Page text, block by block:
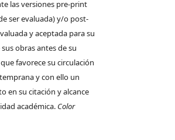
las versiones pre-print
ser evaluada) y/o post-
y aceptada para su
obras antes de su
favorece su circulación
y con ello un
en su citación y alcance
académica. Color